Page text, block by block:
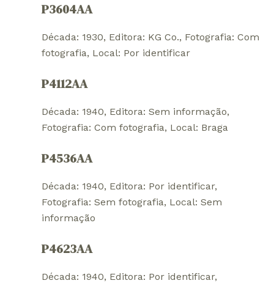
P3604AA
Década: 1930, Editora: KG Co., Fotografia: Com
fotografia, Local: Por identificar
P4112AA
Década: 1940, Editora: Sem informação
Fotografia: Com fotografia, Local: Braga
P4536AA
Década: 1940, Editora: Por identificar
Fotografia: Sem fotografia, Local: Sem
informação
P4623AA
Década: 1940, Editora: Por identificar